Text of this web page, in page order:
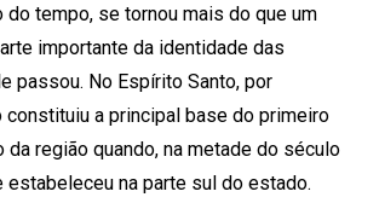
do tempo, se tornou mais do que um
importante da identidade das
passou. No Espírito Santo, por
constituiu a principal base do primeiro
região quando, na metade do século
estabeleceu na parte sul do estado.